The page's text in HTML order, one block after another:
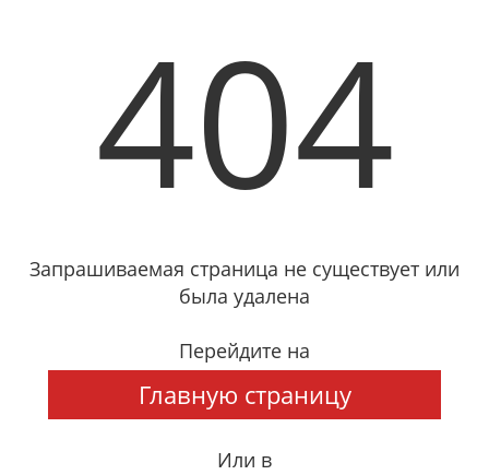
404
Запрашиваемая страница не существует или
была удалена
Перейдите на
Главную страницу
Или в